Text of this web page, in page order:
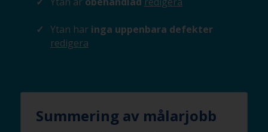
Ytan har inga uppenbara defekter
redigera
Summering av målarjobb